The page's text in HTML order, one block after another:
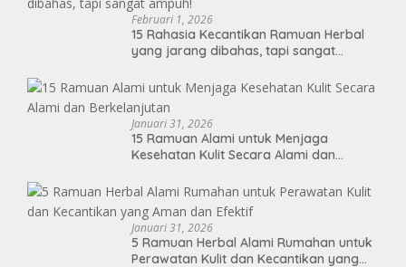
Februari 1, 2026
15 Rahasia Kecantikan Ramuan Herbal
yang jarang dibahas, tapi sangat
Januari 31, 2026
15 Ramuan Alami untuk Menjaga
Kesehatan Kulit Secara Alami dan
Januari 31, 2026
5 Ramuan Herbal Alami Rumahan untuk
Perawatan Kulit dan Kecantikan yang